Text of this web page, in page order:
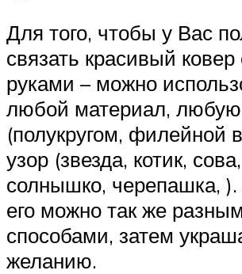
Для того, чтобы у Вас
связать красивый
руками – можно
любой материал, любую
(полукругом, филейной
узор (звезда, котик,
солнышко, черепашка,
его можно так же
способами, затем
желанию.